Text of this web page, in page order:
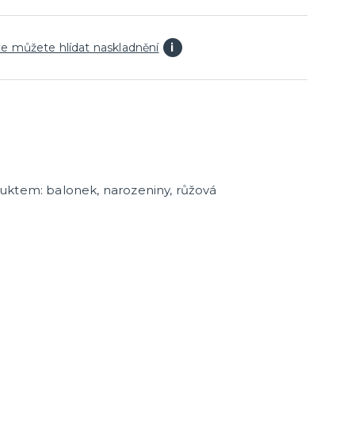
můžete hlídat naskladnění i
balonek, narozeniny, růžová